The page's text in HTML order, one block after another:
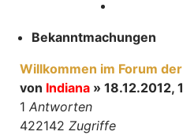
Bekanntmachungen
Willkommen im Forum
von Indiana » 18.12.2012,
1 Antworten
422142 Zugriffe